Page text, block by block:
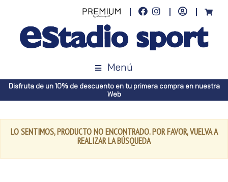
Menú
Disfruta de un 10% de descuento en tu primera compra en nuestra
Web
LO SENTIMOS, PRODUCTO NO ENCONTRADO. POR FAVOR, VUELVA A
REALIZAR LA BÚSQUEDA